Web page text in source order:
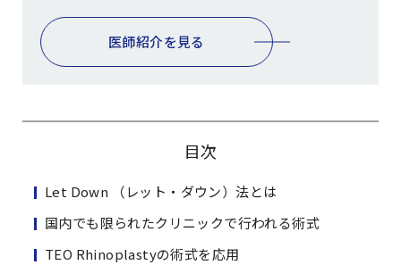
医師紹介を見る
目次
Let Down （レット・ダウン）法とは
国内でも限られたクリニックで行われる術式
TEO Rhinoplastyの術式を応用